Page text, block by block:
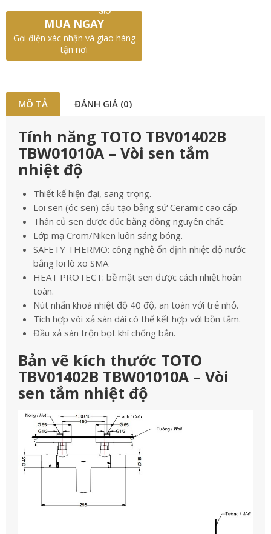
GIỎ
MUA NGAY
Gọi điện xác nhận và giao hàng
tận nơi
MÔ TẢ ĐÁNH GIÁ (0)
Tính năng TOTO TBV01402B
TBW01010A – Vòi sen tắm
nhiệt độ
Thiết kế hiện đại, sang trọng.
Lõi sen (óc sen) cấu tạo bằng sứ Ceramic cao cấp.
Thân củ sen được đúc bằng đồng nguyên chất.
Lớp mạ Crom/Niken luôn sáng bóng.
SAFETY THERMO: công nghệ ổn định nhiệt độ nước
bằng lõi lò xo SMA
HEAT PROTECT: bề mặt sen được cách nhiệt hoàn
toàn.
Nút nhấn khoá nhiệt độ 40 độ, an toàn với trẻ nhỏ.
Tích hợp vòi xả sàn dài có thể kết hợp với bồn tắm.
Đầu xả sàn trộn bọt khí chống bắn.
Bản vẽ kích thước TOTO
TBV01402B TBW01010A – Vòi
sen tắm nhiệt độ